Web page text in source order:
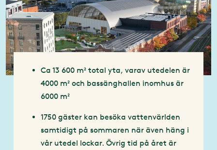
Ca 13 600 m² total yta, varav utedelen är
4000 m² och bassänghallen inomhus är
6000 m²
1750 gäster kan besöka vattenvärlden
samtidigt på sommaren när även häng i
vår utedel lockar. Övrig tid på året är